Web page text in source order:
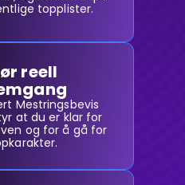
topplister.
reell
Mestringsbevis
at du er klar for
og for å gå for